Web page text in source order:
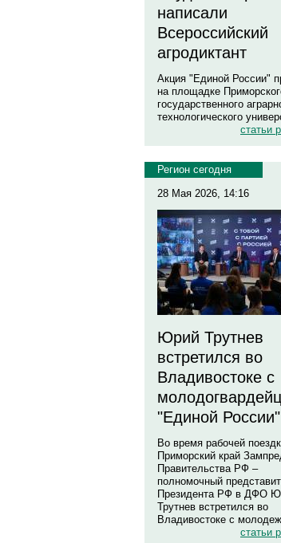
написали
Всероссийский
агродиктант
Акция "Единой России"
на площадке
государственного
технологического
статьи
Регион сегодня
28 Мая 2026, 14:16
Юрий Трутнев
встретился во
Владивостоке с
"Единой России"
Во время рабочей
Приморский край
Правительства РФ –
полномочный
Президента РФ в ДФО
Трутнев встретился во
Владивостоке с
статьи